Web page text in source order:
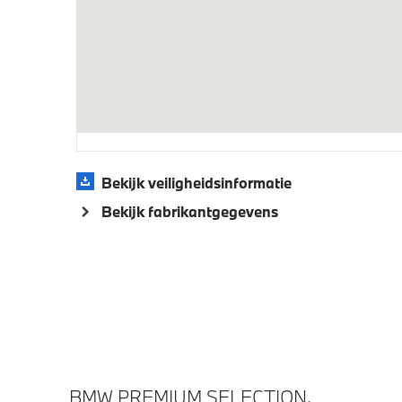
Bekijk veiligheidsinformatie
Bekijk fabrikantgegevens
BMW PREMIUM SELECTION.